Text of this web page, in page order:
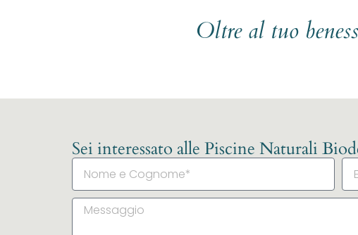
Oltre al tuo
Sei interessato alle Piscine Naturali